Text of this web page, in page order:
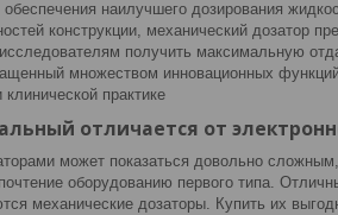
наилучшего дозирования
конструкции, механический дозатор
получить максимальную
множеством инновационных
практике
отличается от
может показаться довольно
оборудованию первого типа.
механические дозаторы. Купить их